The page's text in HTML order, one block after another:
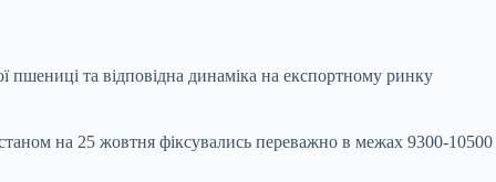
пшениці та відповідна динаміка на експортному ринку
на 25 жовтня фіксувались переважно в межах 9300-10500